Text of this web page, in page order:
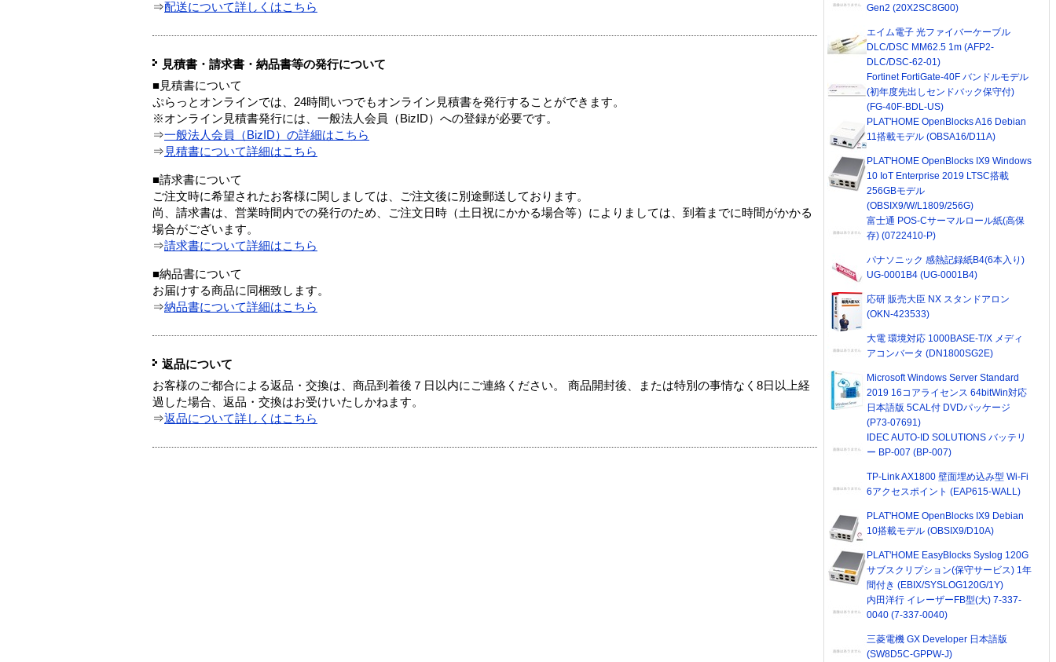
⇒配送について詳しくはこちら
見積書・請求書・納品書等の発行について
■見積書について
ぷらっとオンラインでは、24時間いつでもオンライン見積書を発行することができます。
※オンライン見積書発行には、一般法人会員（BizID）への登録が必要です。
⇒一般法人会員（BizID）の詳細はこちら
⇒ 見積書について詳細はこちら
■請求書について
ご注文時に希望されたお客様に関しましては、ご注文後に別途郵送しております。
尚、請求書は、営業時間内での発行のため、ご注文日時（土日祝にかかる場合等）によりましては、到着までに時間がかかる
場合がございます。
⇒請求書について詳細はこちら
■納品書について
お届けする商品に同梱致します。
⇒納品書について詳細はこちら
返品について
お客様のご都合による返品・交換は、商品到着後７日以内にご連絡ください。 商品開封後、または特別の事情なく8日以上経
過した場合、返品・交換はお受けいたしかねます。
⇒返品について詳しくはこちら
Gen2 (20X2SC8G00)
エイム電子 光ファイバーケーブル
DLC/DSC MM62.5 1m (AFP2-
DLC/DSC-62-01)
Fortinet FortiGate-40F バンドルモデル
(初年度先出しセンドバック保守付)
(FG-40F-BDL-US)
PLAT'HOME OpenBlocks A16 Debian
11搭載モデル (OBSA16/D11A)
PLAT'HOME OpenBlocks IX9 Windows
10 IoT Enterprise 2019 LTSC搭載
256GBモデル
(OBSIX9/W/L1809/256G)
富士通 POS-Cサーマルロール紙(高保
存) (0722410-P)
パナソニック 感熱記録紙B4(6本入り)
UG-0001B4 (UG-0001B4)
応研 販売大臣 NX スタンドアロン
(OKN-423533)
大電 環境対応 1000BASE-T/X メディ
アコンバータ (DN1800SG2E)
Microsoft Windows Server Standard
2019 16コアライセンス 64bitWin対応
日本語版 5CAL付 DVDパッケージ
(P73-07691)
IDEC AUTO-ID SOLUTIONS バッテリ
ー BP-007 (BP-007)
TP-Link AX1800 壁面埋め込み型 Wi-Fi
6アクセスポイント (EAP615-WALL)
PLAT'HOME OpenBlocks IX9 Debian
10搭載モデル (OBSIX9/D10A)
PLAT'HOME EasyBlocks Syslog 120G
サブスクリプション(保守サービス) 1年
間付き (EBIX/SYSLOG120G/1Y)
内田洋行 イレーザーFB型(大) 7-337-
0040 (7-337-0040)
三菱電機 GX Developer 日本語版
(SW8D5C-GPPW-J)